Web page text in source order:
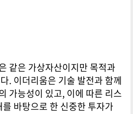
같은 가상자산이지만 목적과
. 이더리움은 기술 발전과 함께
가능성이 있고, 이에 따른 리스
바탕으로 한 신중한 투자가